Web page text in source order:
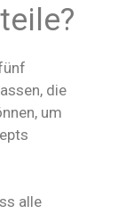
die
um
alle